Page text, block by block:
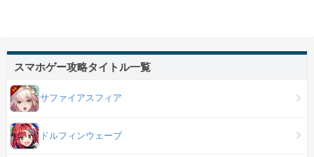
スマホゲー攻略タイトル一覧
サファイアスフィア
ドルフィンウェーブ